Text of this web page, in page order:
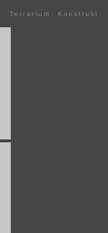
Terrarium Konstrukt